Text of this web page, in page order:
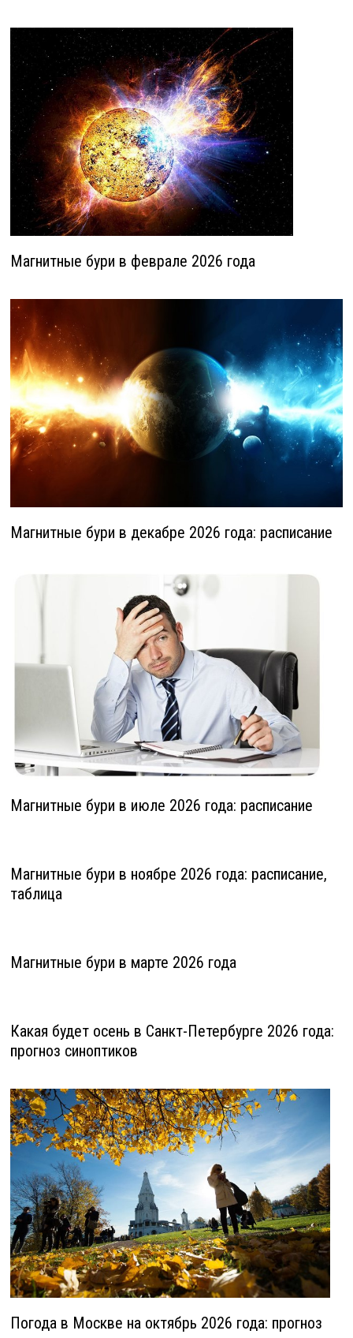
Магнитные бури в феврале 2026 года
Магнитные бури в декабре 2026 года: расписание
Магнитные бури в июле 2026 года: расписание
Магнитные бури в ноябре 2026 года: расписание,
таблица
Магнитные бури в марте 2026 года
Какая будет осень в Санкт-Петербурге 2026 года:
прогноз синоптиков
Погода в Москве на октябрь 2026 года: прогноз